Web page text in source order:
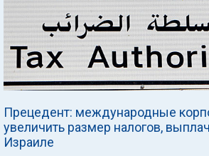
Прецедент: международные
увеличить размер налогов,
Израиле